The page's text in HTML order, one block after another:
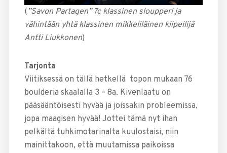
( ”Savon Partagen” 7c klassinen sloupperi ja
vähintään yhtä klassinen mikkeliläinen kiipeilijä
Antti Liukkonen)
Tarjonta
Viitiksessä on tällä hetkellä topon mukaan 76
boulderia skaalalla 3 – 8a. Kivenlaatu on
pääsääntöisesti hyvää ja joissakin probleemissa,
jopa maagisen hyvää! Jottei tämä nyt ihan
pelkältä tuhkimotarinalta kuulostaisi, niin
mainittakoon, että muutamissa paikoissa